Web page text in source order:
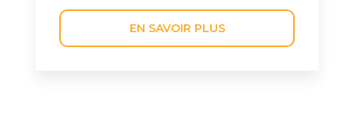
EN SAVOIR PLUS